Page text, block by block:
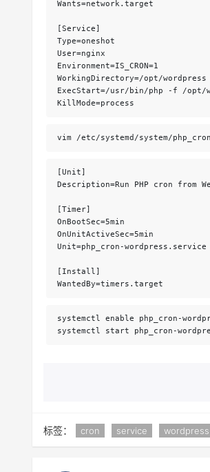
Wants=network.target
[Service]
Type=oneshot
User=nginx
Environment=IS_CRON=1
WorkingDirectory=/opt/wordpress
ExecStart=/usr/bin/php -f /opt/
KillMode=process
vim /etc/systemd/system/
[Unit]
Description=Run PHP cron from
[Timer]
OnBootSec=5min
OnUnitActiveSec=5min
Unit=php_cron-wordpress.service
[Install]
WantedBy=timers.target
systemctl enable php_cron-
systemctl start php_cron-
标签： cron service wordpress